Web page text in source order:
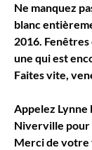
Ne manquez
blanc
2016.
une qui est
Faites vite,
Appelez Lynne
Niverville pour
Merci de votre